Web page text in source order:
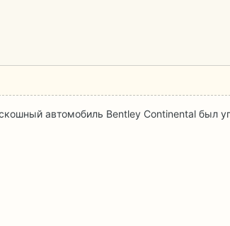
автомобиль Bentley Continental был